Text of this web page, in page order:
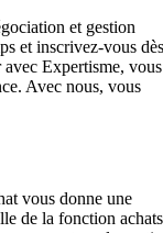
et gestion
et inscrivez-vous dès
Expertisme, vous
Avec nous, vous
vous donne une
de la fonction